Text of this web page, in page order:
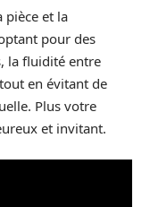
pièce et la
pour des
la fluidité entre
en évitant de
Plus votre
et invitant.